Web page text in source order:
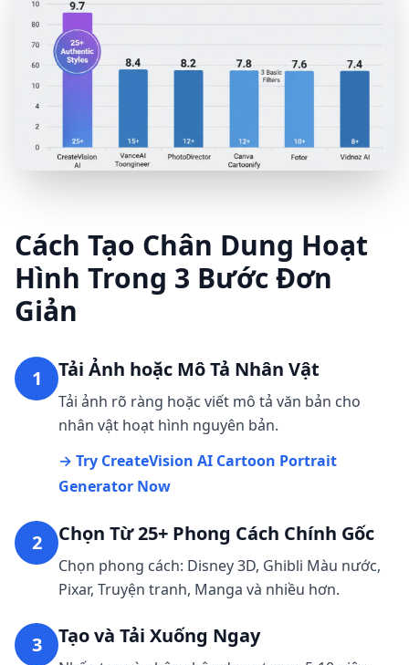
Cách Tạo Chân Dung Hoạt
Hình Trong 3 Bước Đơn
Giản
1 Tải Ảnh hoặc Mô Tả Nhân Vật
Tải ảnh rõ ràng hoặc viết mô tả văn bản cho
nhân vật hoạt hình nguyên bản.
→ Try CreateVision AI Cartoon Portrait
Generator Now
2 Chọn Từ 25+ Phong Cách Chính Gốc
Chọn phong cách: Disney 3D, Ghibli Màu nước,
Pixar, Truyện tranh, Manga và nhiều hơn.
3 Tạo và Tải Xuống Ngay